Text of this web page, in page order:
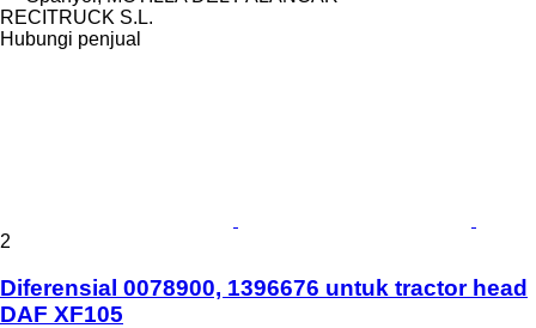
RECITRUCK S.L.
Hubungi penjual
2
Diferensial 0078900, 1396676 untuk tractor head
DAF XF105